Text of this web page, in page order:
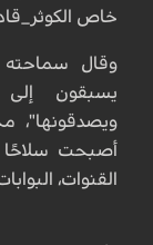
خاص
وقال
يسبقون إلى
ويصدقونها"،
أصبحت سلاحًا
القنوات،